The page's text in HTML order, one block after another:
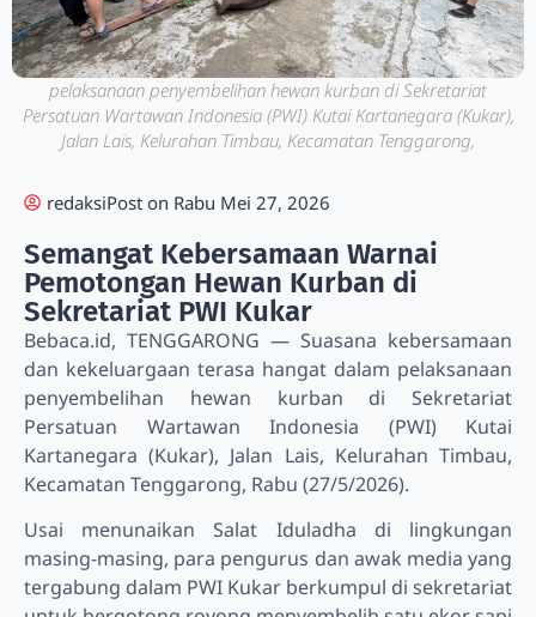
pelaksanaan penyembelihan hewan kurban di Sekretariat
Persatuan Wartawan Indonesia (PWI) Kutai Kartanegara (Kukar),
Jalan Lais, Kelurahan Timbau, Kecamatan Tenggarong,
redaksiPost on Rabu Mei 27, 2026
Semangat Kebersamaan Warnai
Pemotongan Hewan Kurban di
Sekretariat PWI Kukar
Bebaca.id, TENGGARONG — Suasana kebersamaan
dan kekeluargaan terasa hangat dalam pelaksanaan
penyembelihan hewan kurban di Sekretariat
Persatuan Wartawan Indonesia (PWI) Kutai
Kartanegara (Kukar), Jalan Lais, Kelurahan Timbau,
Kecamatan Tenggarong, Rabu (27/5/2026).
Usai menunaikan Salat Iduladha di lingkungan
masing-masing, para pengurus dan awak media yang
tergabung dalam PWI Kukar berkumpul di sekretariat